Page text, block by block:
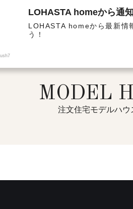
高気密の高性能住宅 | 注文住宅モデルハウスのご案内
MODEL
注文住宅モデルハウ
LOHASTA homeから通
LOHASTA homeから最新情
う！